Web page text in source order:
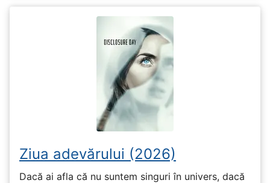
Ziua adevărului (2026)
Dacă ai afla că nu suntem singuri în univers, dacă